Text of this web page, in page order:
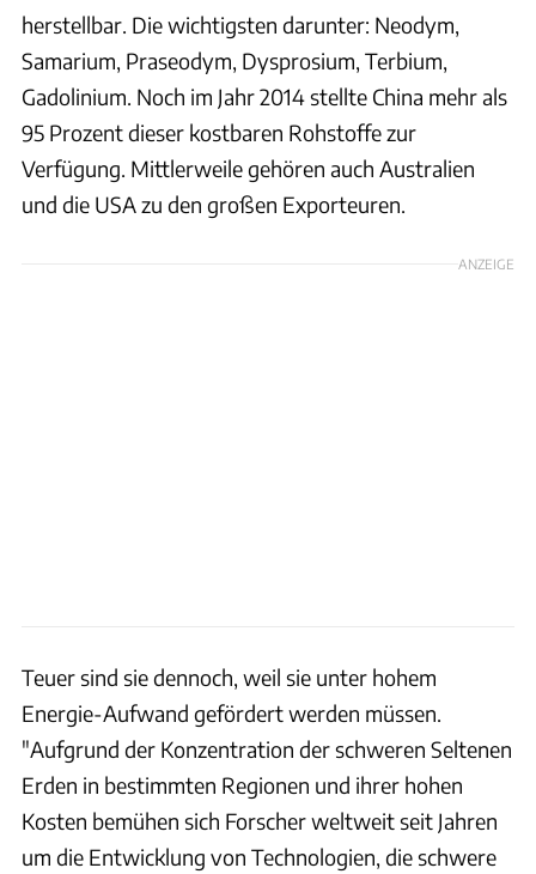
herstellbar. Die wichtigsten darunter: Neodym,
Samarium, Praseodym, Dysprosium, Terbium,
Gadolinium. Noch im Jahr 2014 stellte China mehr als
95 Prozent dieser kostbaren Rohstoffe zur
Verfügung. Mittlerweile gehören auch Australien
und die USA zu den großen Exporteuren.
ANZEIGE
Teuer sind sie dennoch, weil sie unter hohem
Energie-Aufwand gefördert werden müssen.
"Aufgrund der Konzentration der schweren Seltenen
Erden in bestimmten Regionen und ihrer hohen
Kosten bemühen sich Forscher weltweit seit Jahren
um die Entwicklung von Technologien, die schwere